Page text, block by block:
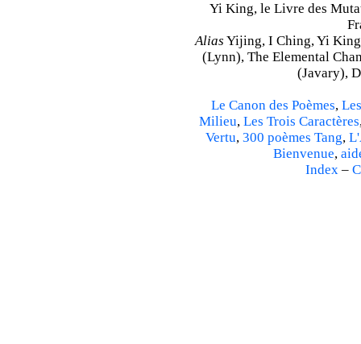
Yi King, le Livre des
Alias Yijing, I Ching, Yi
(Lynn), The Elemental
(Javary),
Le Canon des Poèmes,
Milieu, Les Trois Caractères
Vertu, 300 poèmes Tang,
Bienvenue,
Index–